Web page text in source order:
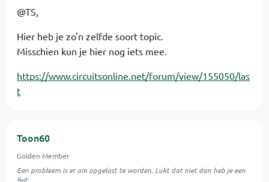
@TS,
Hier heb je zo'n zelfde soort topic.
Misschien kun je hier nog iets mee.
https://www.circuitsonline.net/forum/view/155050/las
t
Toon60
Golden Member
Een probleem is er om opgelost te worden. Lukt dat niet dan heb je een
feit.